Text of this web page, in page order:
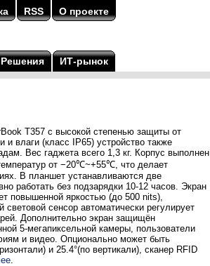
RSS О проекте
Решения ИТ-рынок
T357 с высокой степенью защиты от
влаги (класс IP65) устройство также
Вес гаджета всего 1,3 кг. Корпус выполнен
от −20℃~+55℃, что делает
В планшет устанавливаются две
работать без подзарядки 10-12 часов. Экран
повышенной яркостью (до 500 nits),
сенсор автоматически регулирует
Дополнительно экран защищён
5-мегапиксельной камеры, пользователи
и видео. Опционально может быть
и 25.4°(по вертикали), сканер RFID
.